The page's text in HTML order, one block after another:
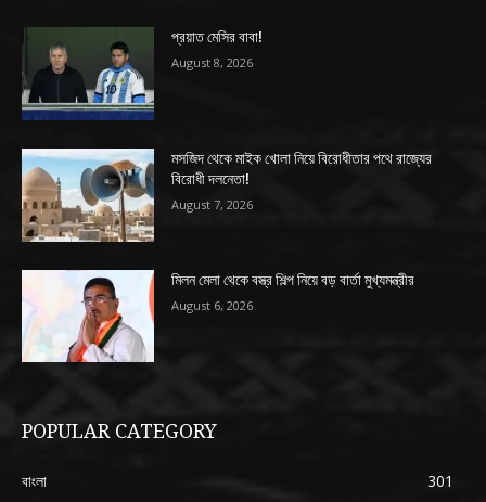
প্রয়াত মেসির বাবা!
August 8, 2026
মসজিদ থেকে মাইক খোলা নিয়ে বিরোধীতার পথে রাজ্যের
বিরোধী দলনেতা!
August 7, 2026
মিলন মেলা থেকে বস্ত্র শিল্প নিয়ে বড় বার্তা মুখ্যমন্ত্রীর
August 6, 2026
POPULAR CATEGORY
বাংলা
301